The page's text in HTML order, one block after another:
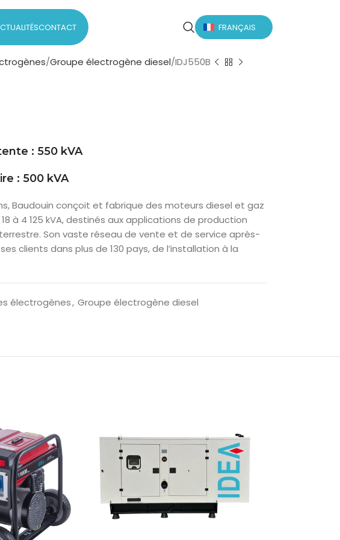
CONTACT FRANÇAIS
Groupe électrogène diesel IDJ550B
: 550 kVA
: 500 kVA
Baudouin conçoit et fabrique des moteurs diesel et gaz
à 4 125 kVA, destinés aux applications de production
Son vaste réseau de vente et de service après-
clients dans plus de 130 pays, de l’installation à la
électrogènes, Groupe électrogène diesel